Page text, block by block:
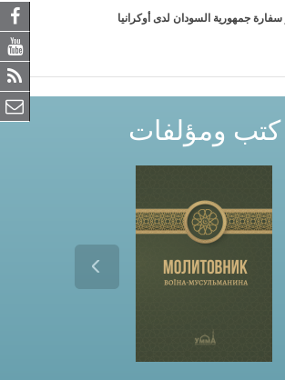
سفارة جمهورية السودان لدى أوكرانيا
كتب ومؤلفات